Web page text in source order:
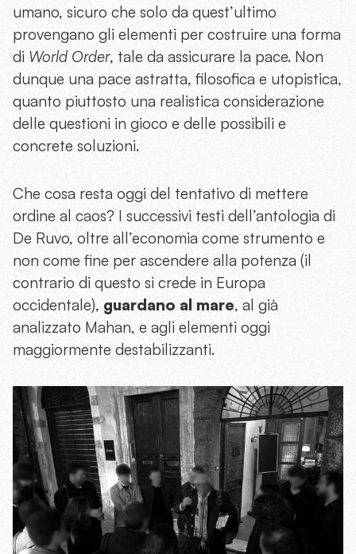
umano, sicuro che solo da quest’ultimo
provengano gli elementi per costruire una forma
di World Order, tale da assicurare la pace. Non
dunque una pace astratta, filosofica e utopistica,
quanto piuttosto una realistica considerazione
delle questioni in gioco e delle possibili e
concrete soluzioni.
Che cosa resta oggi del tentativo di mettere
ordine al caos? I successivi testi dell’antologia di
De Ruvo, oltre all’economia come strumento e
non come fine per ascendere alla potenza (il
contrario di questo si crede in Europa
occidentale), guardano al mare, al già
analizzato Mahan, e agli elementi oggi
maggiormente destabilizzanti.